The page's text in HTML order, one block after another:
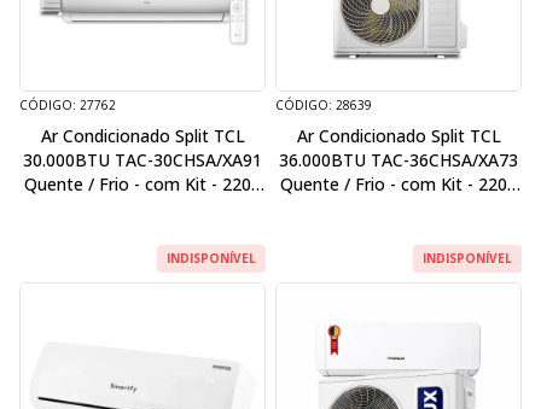
CÓDIGO: 27762
Ar Condicionado Split TCL
30.000BTU TAC-30CHSA/XA91
Quente / Frio - com Kit - 220V
INDISPONÍVEL
CÓDIGO: 28639
Ar Condicionado Split TCL
36.000BTU TAC-36CHSA/XA73
Quente / Frio - com Kit - 220V
INDISPONÍVEL